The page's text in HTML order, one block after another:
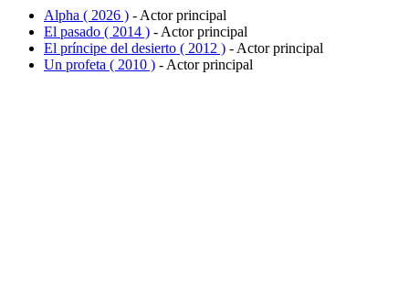
Alpha ( 2026 ) - Actor principal
El pasado ( 2014 ) - Actor principal
El príncipe del desierto ( 2012 ) - Actor principal
Un profeta ( 2010 ) - Actor principal